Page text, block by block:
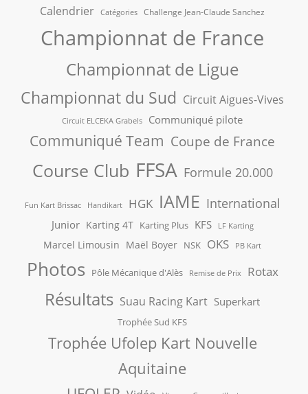
Calendrier Catégories Challenge Jean-Claude Sanchez
Championnat de France
Championnat de Ligue
Championnat du Sud Circuit Aigues-Vives
Circuit ELCEKA Grabels Communiqué pilote
Communiqué Team Coupe de France
Course Club FFSA Formule 20.000
Fun Kart Brissac Handikart HGK IAME International
Junior Karting 4T Karting Plus KFS LF Karting
Marcel Limousin Maël Boyer NSK OKS PB Kart
Photos Pôle Mécanique d'Alès Remise de Prix Rotax
Résultats Suau Racing Kart Superkart
Trophée Sud KFS
Trophée Ufolep Kart Nouvelle
Aquitaine